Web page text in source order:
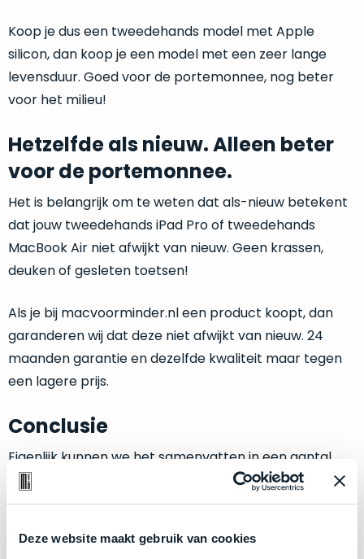
Deze website maakt gebruik van cookies
Koop je dus een tweedehands model met Apple
silicon, dan koop je een model met een zeer lange
levensduur. Goed voor de portemonnee, nog beter
voor het milieu!
Hetzelfde als nieuw. Alleen beter
voor de portemonnee.
Het is belangrijk om te weten dat als-nieuw betekent
dat jouw tweedehands iPad Pro of tweedehands
MacBook Air niet afwijkt van nieuw. Geen krassen,
deuken of gesleten toetsen!
Als je bij macvoorminder.nl een product koopt, dan
garanderen wij dat deze niet afwijkt van nieuw. 24
maanden garantie en dezelfde kwaliteit maar tegen
een lagere prijs.
Conclusie
Eigenlijk kunnen we het samenvatten in een aantal
punten:
van het apparaat.
Dus
niks
refurbished,
niks
vervangen.
weinig
gebruikt.
optisch
als
technisch
niet
te
onderscheiden.
Betreft
nagenoeg
ongebruikt
apparaat.
ons
geïnspecteerd
pakket
binnen
de
categorie.
Het
een
die
zich
heeft
bewezen
en
waar
wij
–
er
veel
hebben
verkocht.
Je
kan
er
niet